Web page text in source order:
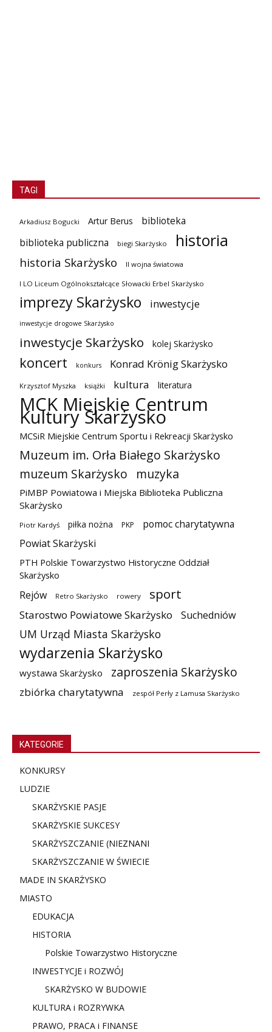
TAGI
Arkadiusz Bogucki Artur Berus
biblioteka
biblioteka publiczna
biegi Skarżysko historia
historia Skarżysko II wojna światowa
I LO Liceum Ogólnokształcące Słowacki Erbel Skarżysko
imprezy Skarżysko inwestycje
inwestycje drogowe Skarżysko
inwestycje Skarżysko kolej Skarżysko
koncert konkurs Konrad Krönig Skarżysko
Krzysztof Myszka książki kultura literatura
MCK Miejskie Centrum
Kultury Skarżysko
MCSiR Miejskie Centrum Sportu i Rekreacji Skarżysko
Muzeum im. Orła Białego Skarżysko
muzeum Skarżysko
muzyka
PiMBP Powiatowa i Miejska Biblioteka Publiczna
Skarżysko
Piotr Kardyś piłka nożna PKP
pomoc charytatywna
Powiat Skarżyski
PTH Polskie Towarzystwo Historyczne Oddział
Skarżysko
Rejów Retro Skarżysko rowery sport
Starostwo Powiatowe Skarżysko Suchedniów
UM Urząd Miasta Skarżysko
wydarzenia Skarżysko
wystawa Skarżysko zaproszenia Skarżysko
zbiórka charytatywna zespół Perły z Lamusa Skarżysko
KATEGORIE
KONKURSY
LUDZIE
SKARŻYSKIE PASJE
SKARŻYSKIE SUKCESY
SKARŻYSZCZANIE (NIEZNANI
SKARŻYSZCZANIE W ŚWIECIE
MADE IN SKARŻYSKO
MIASTO
EDUKACJA
HISTORIA
Polskie Towarzystwo Historyczne
INWESTYCJE i ROZWÓJ
SKARŻYSKO W BUDOWIE
KULTURA i ROZRYWKA
PRAWO, PRACA i FINANSE